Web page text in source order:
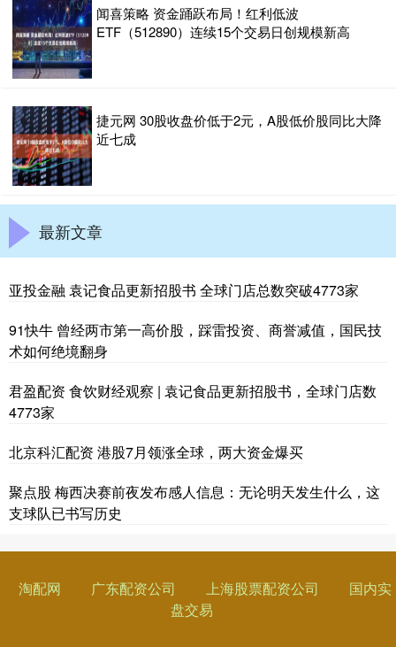
闻喜策略 资金踊跃布局！红利低波
ETF（512890）连续15个交易日创规模新高
捷元网 30股收盘价低于2元，A股低价股同比大降
近七成
最新文章
亚投金融 袁记食品更新招股书 全球门店总数突破4773家
91快牛 曾经两市第一高价股，踩雷投资、商誉减值，国民技
术如何绝境翻身
君盈配资 食饮财经观察 | 袁记食品更新招股书，全球门店数
4773家
北京科汇配资 港股7月领涨全球，两大资金爆买
聚点股 梅西决赛前夜发布感人信息：无论明天发生什么，这
支球队已书写历史
淘配网 广东配资公司 上海股票配资公司
国内实
盘交易